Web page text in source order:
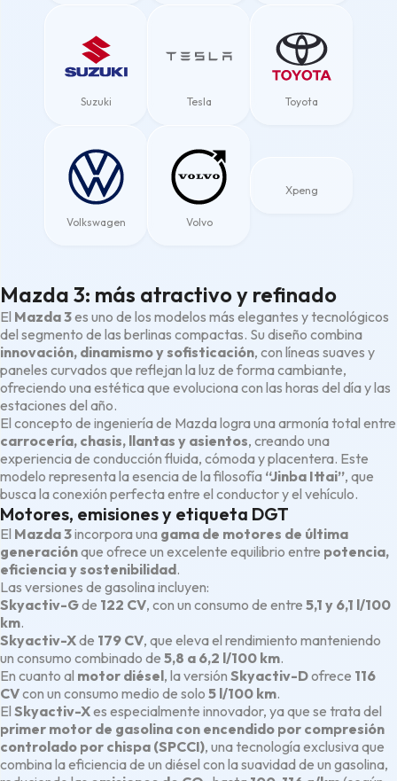
Suzuki Tesla Toyota
Volkswagen Volvo
Xpeng
Mazda 3: más atractivo y refinado
El Mazda 3es uno de los modelos más elegantes y tecnológicos
del segmento de las berlinas compactas. Su diseño combina
innovación, dinamismo y sofisticación, con líneas suaves y
paneles curvados que reflejan la luz de forma cambiante,
ofreciendo una estética que evoluciona con las horas del día y las
estaciones del año.
El concepto de ingeniería de Mazda logra una armonía total entre
carrocería, chasis, llantas y asientos, creando una
experiencia de conducción fluida, cómoda y placentera. Este
modelo representa la esencia de la filosofía “Jinba Ittai”, que
busca la conexión perfecta entre el conductor y el vehículo.
Motores, emisiones y etiqueta DGT
El Mazda 3incorpora una gama de motores de última
generaciónque ofrece un excelente equilibrio entre potencia,
eficiencia y sostenibilidad.
Las versiones de gasolina incluyen:
Skyactiv-Gde 122 CV, con un consumo de entre 5,1 y 6,1 l/100
km.
Skyactiv-Xde 179 CV, que eleva el rendimiento manteniendo
un consumo combinado de 5,8 a 6,2 l/100 km.
En cuanto al motor diésel, la versión Skyactiv-Dofrece 116
CVcon un consumo medio de solo 5 l/100 km.
El Skyactiv-Xes especialmente innovador, ya que se trata del
primer motor de gasolina con encendido por compresión
controlado por chispa (SPCCI), una tecnología exclusiva que
combina la eficiencia de un diésel con la suavidad de un gasolina,